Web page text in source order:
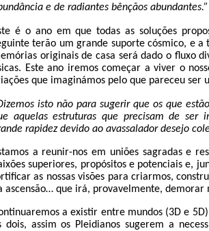
e de radiantes bênçãos
é o ano em que todas as soluções
terão um grande suporte cósmico, e
originais de casa será dado o fluxo
Este ano iremos começar a viver o
que imaginámos pelo que pareceu ser
isto não para sugerir que os que
aquelas estruturas que precisam de ser
rapidez devido ao avassalador desejo
a reunir-nos em uniões sagradas e
superiores, propósitos e potenciais e,
as nossas visões para criarmos,
ascensão… que irá, provavelmente, demorar
a existir entre mundos (3D e
dois, assim os Pleidianos sugerem a